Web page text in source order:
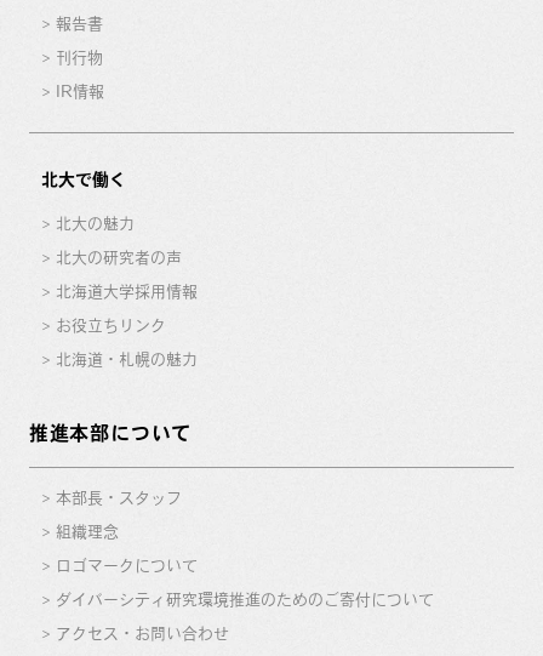
報告書
刊行物
IR情報
北大で働く
北大の魅力
北大の研究者の声
北海道大学採用情報
お役立ちリンク
北海道・札幌の魅力
推進本部について
本部長・スタッフ
組織理念
ロゴマークについて
ダイバーシティ研究環境推進のためのご寄付について
アクセス・お問い合わせ